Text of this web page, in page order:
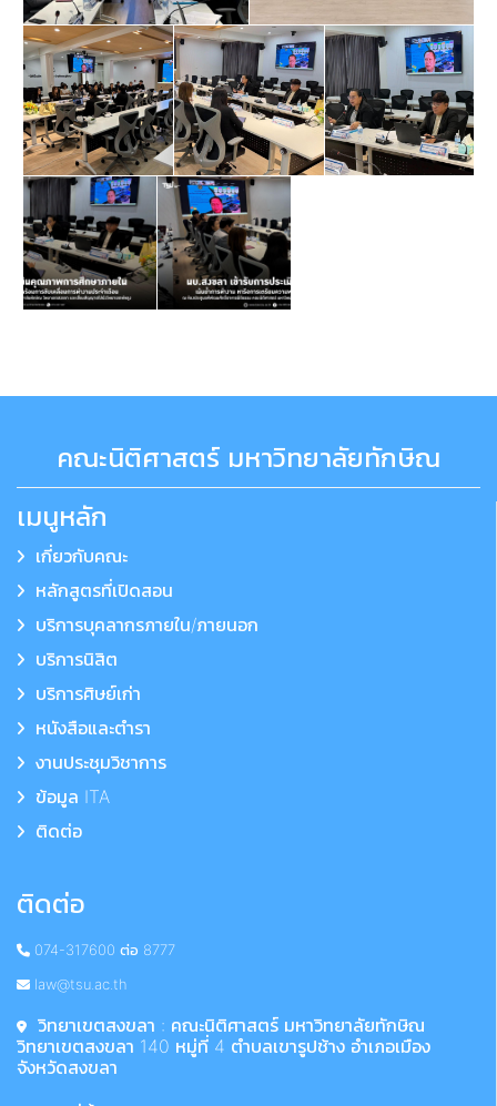
คณะนิติศาสตร์ มหาวิทยาลัยทักษิณ
เมนูหลัก
เกี่ยวกับคณะ
หลักสูตรที่เปิดสอน
บริการบุคลากรภายใน/ภายนอก
บริการนิสิต
บริการศิษย์เก่า
หนังสือและตำรา
งานประชุมวิชาการ
ข้อมูล ITA
ติดต่อ
ติดต่อ
074-317600 ต่อ 8777
law@tsu.ac.th
วิทยาเขตสงขลา : คณะนิติศาสตร์ มหาวิทยาลัยทักษิณ
วิทยาเขตสงขลา 140 หมู่ที่ 4 ตำบลเขารูปช้าง อำเภอเมือง
จังหวัดสงขลา